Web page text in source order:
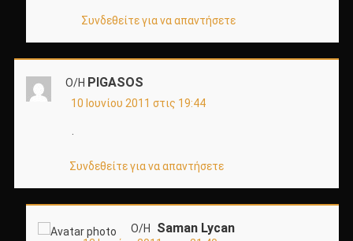
Συνδεθείτε για να απαντήσετε
Ο/Η PIGASOS
10 Ιουνίου 2011 στις 19:44
Συνδεθείτε για να απαντήσετε
Ο/Η Saman Lycan